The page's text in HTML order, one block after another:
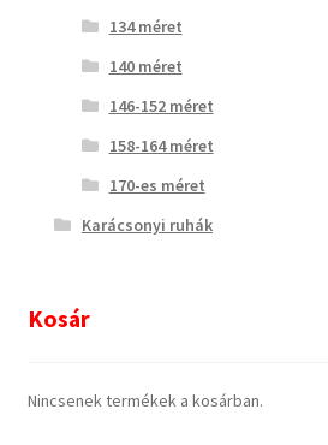
134 méret
140 méret
146-152 méret
158-164 méret
170-es méret
Karácsonyi ruhák
Kosár
Nincsenek termékek a kosárban.